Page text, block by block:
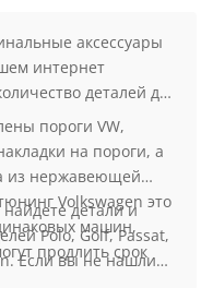
аксессуары
интернет
деталей для
пороги VW,
на пороги, а
из нержавеющей
Volkswagen это
машин,
продлить срок
детали и
Polo, Golf, Passat,
Если вы не нашли